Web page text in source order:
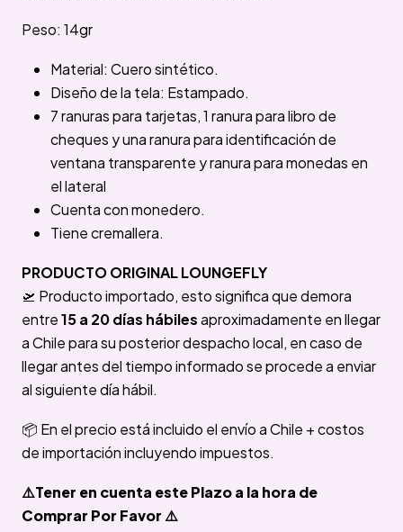
Peso: 14gr
Material: Cuero sintético.
Diseño de la tela: Estampado.
7 ranuras para tarjetas, 1 ranura para libro de
cheques y una ranura para identificación de
ventana transparente y ranura para monedas en
el lateral
Cuenta con monedero.
Tiene cremallera.
PRODUCTO ORIGINAL LOUNGEFLY
🛫 Producto importado, esto significa que demora
entre15 a 20 días hábilesaproximadamente en llegar
a Chile para su posterior despacho local, en caso de
llegar antes del tiempo informado se procede a enviar
al siguiente día hábil.
📦 En el precio está incluido el envío a Chile + costos
de importación incluyendo impuestos.
⚠️Tener en cuenta este Plazo a la hora de
Comprar Por Favor ⚠️